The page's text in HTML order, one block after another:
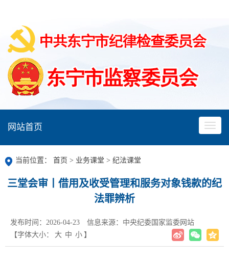
网站首页
当前位置： 首页 > 业务课堂 > 纪法课堂
三堂会审丨借用及收受管理和服务对象钱款的纪
法罪辨析
发布时间：2026-04-23
信息来源：中央纪委国家监委网站
【字体大小：
大 中 小 】